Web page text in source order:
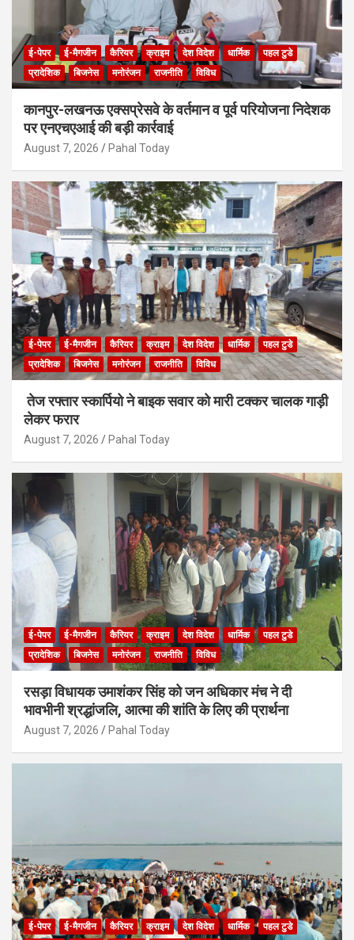
ई-पेपर ई-मैगजीन कैरियर क्राइम देश विदेश धार्मिक
पहल टुडे
प्रादेशिक
बिजनेस मनोरंजन राजनीति विविध
कानपुर-लखनऊ एक्सप्रेसवे के वर्तमान व पूर्व परियोजना निदेशक
पर एनएचएआई की बड़ी कार्रवाई
August 7, 2026 Pahal Today
ई-पेपर ई-मैगजीन कैरियर क्राइम देश विदेश धार्मिक
पहल टुडे
प्रादेशिक
बिजनेस मनोरंजन राजनीति विविध
तेज रफ्तार स्कार्पियो ने बाइक सवार को मारी टक्कर चालक गाड़ी
लेकर फरार
August 7, 2026 Pahal Today
ई-पेपर ई-मैगजीन कैरियर क्राइम देश विदेश धार्मिक
पहल टुडे
प्रादेशिक
बिजनेस मनोरंजन राजनीति विविध
रसड़ा विधायक उमाशंकर सिंह को जन अधिकार मंच ने दी
भावभीनी श्रद्धांजलि, आत्मा की शांति के लिए की प्रार्थना
August 7, 2026 Pahal Today
ई-पेपर ई-मैगजीन कैरियर क्राइम देश विदेश धार्मिक पहल टुडे